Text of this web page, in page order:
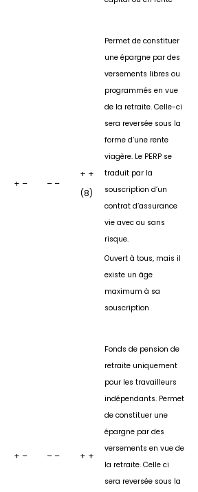
+ – – –
+ +
(8)
Permet de constituer
une épargne par des
versements libres ou
programmés en vue
de la retraite. Celle-ci
sera reversée sous la
forme d’une rente
viagère. Le PERP se
traduit par la
souscription d’un
contrat d’assurance
vie avec ou sans
risque.
Ouvert à tous, mais il
existe un âge
maximum à sa
souscription
+ – – – + +
Fonds de pension de
retraite uniquement
pour les travailleurs
indépendants. Permet
de constituer une
épargne par des
versements en vue de
la retraite. Celle ci
sera reversée sous la